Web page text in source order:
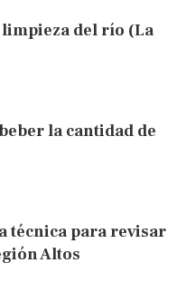
limpieza del río (La
la cantidad de
técnica para revisar
Altos